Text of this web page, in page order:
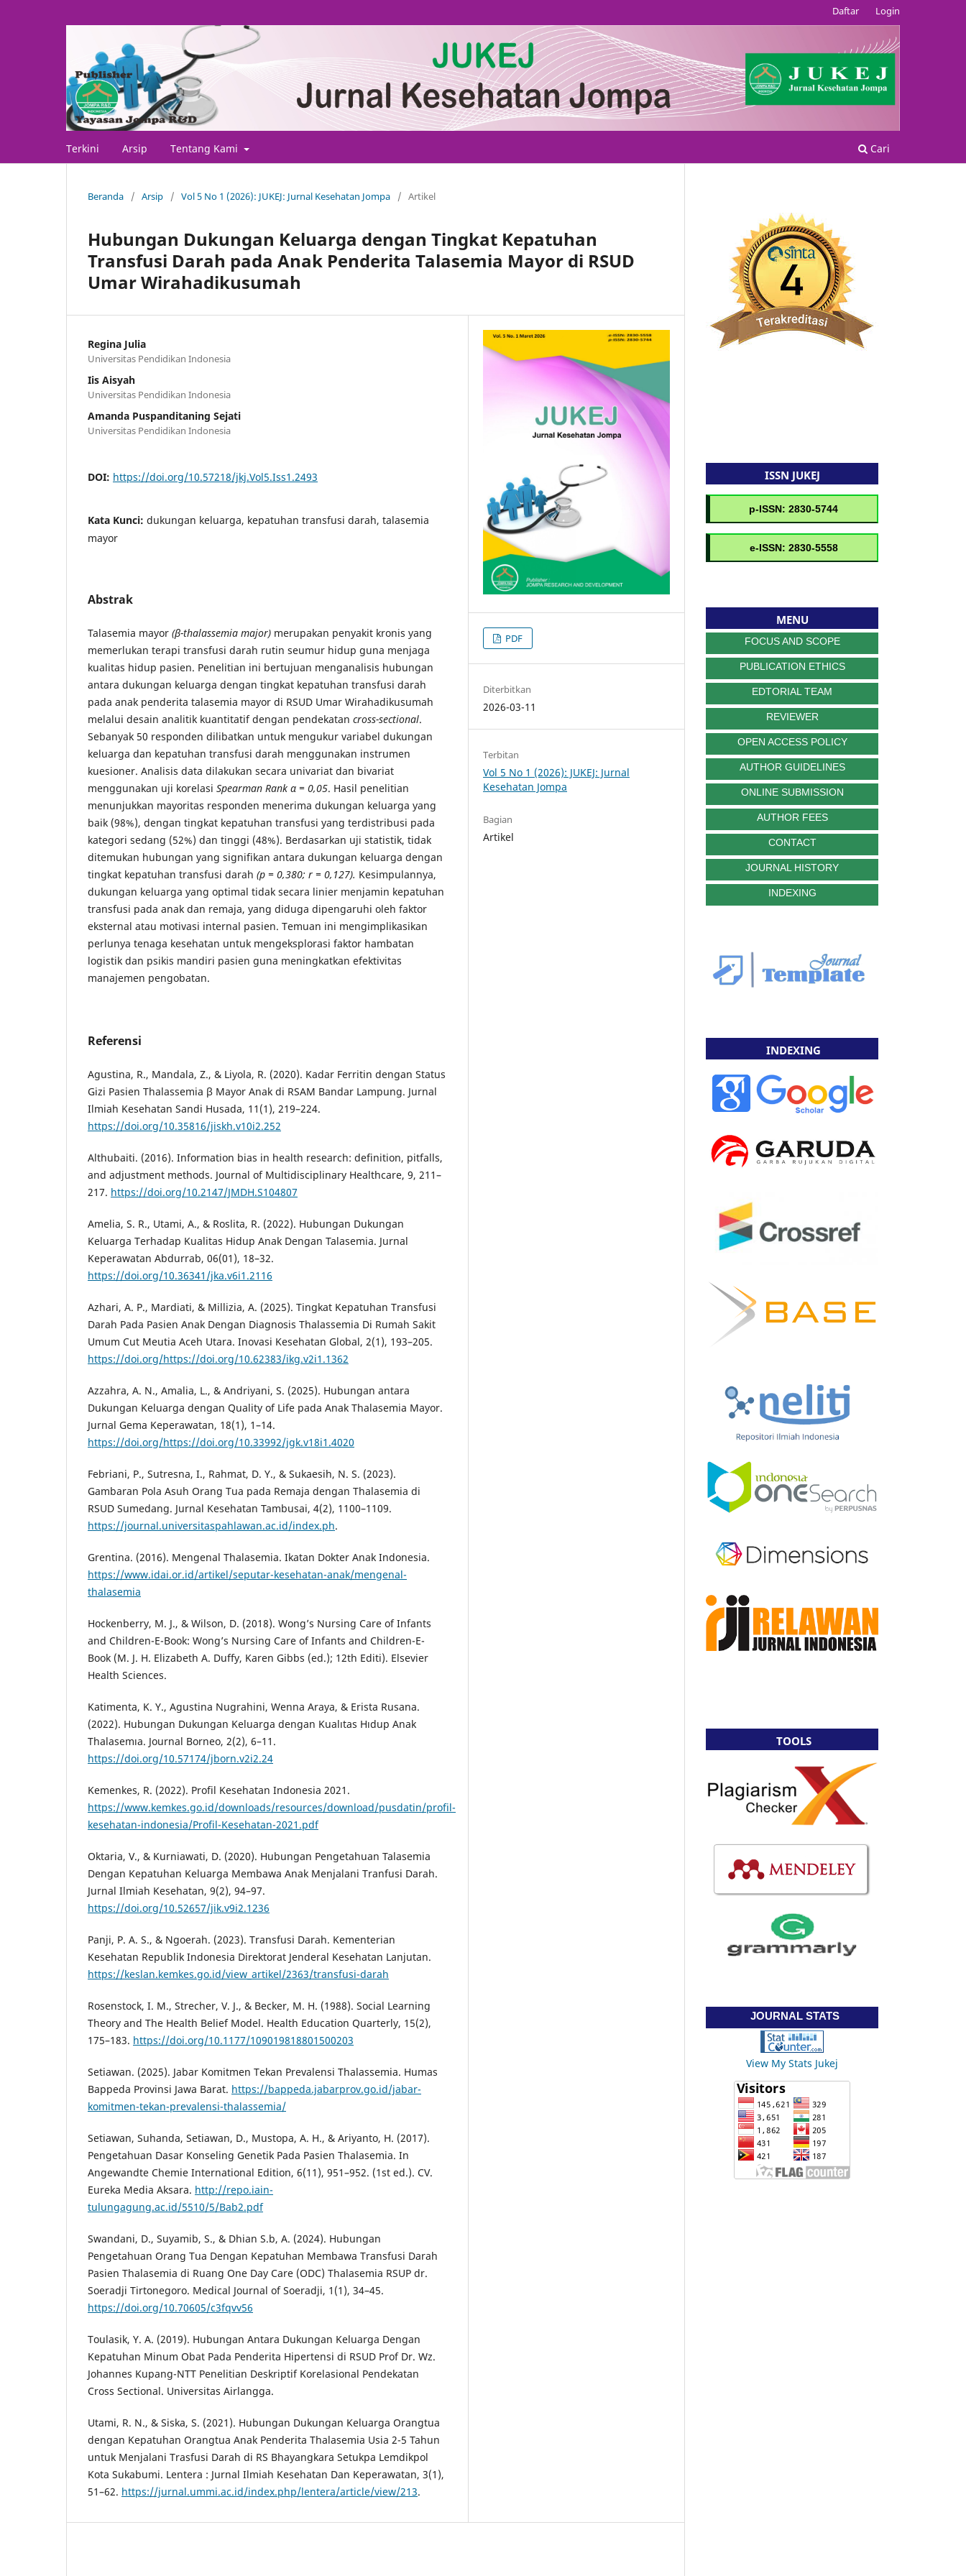
Terkini Arsip Tentang Kami Cari
Daftar Login
Beranda / Arsip / Vol 5 No 1 (2026): JUKEJ: Jurnal Kesehatan Jompa / Artikel
Hubungan Dukungan Keluarga dengan Tingkat Kepatuhan
Transfusi Darah pada Anak Penderita Talasemia Mayor di RSUD
Umar Wirahadikusumah
Regina Julia
Universitas Pendidikan Indonesia
Iis Aisyah
Universitas Pendidikan Indonesia
Amanda Puspanditaning Sejati
Universitas Pendidikan Indonesia
DOI: https://doi.org/10.57218/jkj.Vol5.Iss1.2493
Kata Kunci: dukungan keluarga, kepatuhan transfusi darah, talasemia
mayor
Abstrak
Talasemia mayor (β-thalassemia major) merupakan penyakit kronis yang
memerlukan terapi transfusi darah rutin seumur hidup guna menjaga
kualitas hidup pasien. Penelitian ini bertujuan menganalisis hubungan
antara dukungan keluarga dengan tingkat kepatuhan transfusi darah
pada anak penderita talasemia mayor di RSUD Umar Wirahadikusumah
melalui desain analitik kuantitatif dengan pendekatan cross-sectional.
Sebanyak 50 responden dilibatkan untuk mengukur variabel dukungan
keluarga dan kepatuhan transfusi darah menggunakan instrumen
kuesioner. Analisis data dilakukan secara univariat dan bivariat
menggunakan uji korelasi Spearman Rank α = 0,05. Hasil penelitian
menunjukkan mayoritas responden menerima dukungan keluarga yang
baik (98%), dengan tingkat kepatuhan transfusi yang terdistribusi pada
kategori sedang (52%) dan tinggi (48%). Berdasarkan uji statistik, tidak
ditemukan hubungan yang signifikan antara dukungan keluarga dengan
tingkat kepatuhan transfusi darah (p = 0,380; r = 0,127). Kesimpulannya,
dukungan keluarga yang optimal tidak secara linier menjamin kepatuhan
transfusi pada anak dan remaja, yang diduga dipengaruhi oleh faktor
eksternal atau motivasi internal pasien. Temuan ini mengimplikasikan
perlunya tenaga kesehatan untuk mengeksplorasi faktor hambatan
logistik dan psikis mandiri pasien guna meningkatkan efektivitas
manajemen pengobatan.
Referensi
Agustina, R., Mandala, Z., & Liyola, R. (2020). Kadar Ferritin dengan Status
Gizi Pasien Thalassemia β Mayor Anak di RSAM Bandar Lampung. Jurnal
Ilmiah Kesehatan Sandi Husada, 11(1), 219–224.
https://doi.org/10.35816/jiskh.v10i2.252
Althubaiti. (2016). Information bias in health research: definition, pitfalls,
and adjustment methods. Journal of Multidisciplinary Healthcare, 9, 211–
217. https://doi.org/10.2147/JMDH.S104807
Amelia, S. R., Utami, A., & Roslita, R. (2022). Hubungan Dukungan
Keluarga Terhadap Kualitas Hidup Anak Dengan Talasemia. Jurnal
Keperawatan Abdurrab, 06(01), 18–32.
https://doi.org/10.36341/jka.v6i1.2116
Azhari, A. P., Mardiati, & Millizia, A. (2025). Tingkat Kepatuhan Transfusi
Darah Pada Pasien Anak Dengan Diagnosis Thalassemia Di Rumah Sakit
Umum Cut Meutia Aceh Utara. Inovasi Kesehatan Global, 2(1), 193–205.
https://doi.org/https://doi.org/10.62383/ikg.v2i1.1362
Azzahra, A. N., Amalia, L., & Andriyani, S. (2025). Hubungan antara
Dukungan Keluarga dengan Quality of Life pada Anak Thalasemia Mayor.
Jurnal Gema Keperawatan, 18(1), 1–14.
https://doi.org/https://doi.org/10.33992/jgk.v18i1.4020
Febriani, P., Sutresna, I., Rahmat, D. Y., & Sukaesih, N. S. (2023).
Gambaran Pola Asuh Orang Tua pada Remaja dengan Thalasemia di
RSUD Sumedang. Jurnal Kesehatan Tambusai, 4(2), 1100–1109.
https://journal.universitaspahlawan.ac.id/index.ph.
Grentina. (2016). Mengenal Thalasemia. Ikatan Dokter Anak Indonesia.
https://www.idai.or.id/artikel/seputar-kesehatan-anak/mengenal-
thalasemia
Hockenberry, M. J., & Wilson, D. (2018). Wong’s Nursing Care of Infants
and Children-E-Book: Wong’s Nursing Care of Infants and Children-E-
Book (M. J. H. Elizabeth A. Duffy, Karen Gibbs (ed.); 12th Editi). Elsevier
Health Sciences.
Katimenta, K. Y., Agustina Nugrahini, Wenna Araya, & Erista Rusana.
(2022). Hubungan Dukungan Keluarga dengan Kualıtas Hıdup Anak
Thalasemıa. Journal Borneo, 2(2), 6–11.
https://doi.org/10.57174/jborn.v2i2.24
Kemenkes, R. (2022). Profil Kesehatan Indonesia 2021.
https://www.kemkes.go.id/downloads/resources/download/pusdatin/profil-
kesehatan-indonesia/Profil-Kesehatan-2021.pdf
Oktaria, V., & Kurniawati, D. (2020). Hubungan Pengetahuan Talasemia
Dengan Kepatuhan Keluarga Membawa Anak Menjalani Tranfusi Darah.
Jurnal Ilmiah Kesehatan, 9(2), 94–97.
https://doi.org/10.52657/jik.v9i2.1236
Panji, P. A. S., & Ngoerah. (2023). Transfusi Darah. Kementerian
Kesehatan Republik Indonesia Direktorat Jenderal Kesehatan Lanjutan.
https://keslan.kemkes.go.id/view_artikel/2363/transfusi-darah
Rosenstock, I. M., Strecher, V. J., & Becker, M. H. (1988). Social Learning
Theory and The Health Belief Model. Health Education Quarterly, 15(2),
175–183. https://doi.org/10.1177/109019818801500203
Setiawan. (2025). Jabar Komitmen Tekan Prevalensi Thalassemia. Humas
Bappeda Provinsi Jawa Barat. https://bappeda.jabarprov.go.id/jabar-
komitmen-tekan-prevalensi-thalassemia/
Setiawan, Suhanda, Setiawan, D., Mustopa, A. H., & Ariyanto, H. (2017).
Pengetahuan Dasar Konseling Genetik Pada Pasien Thalasemia. In
Angewandte Chemie International Edition, 6(11), 951–952. (1st ed.). CV.
Eureka Media Aksara. http://repo.iain-
tulungagung.ac.id/5510/5/Bab2.pdf
Swandani, D., Suyamib, S., & Dhian S.b, A. (2024). Hubungan
Pengetahuan Orang Tua Dengan Kepatuhan Membawa Transfusi Darah
Pasien Thalasemia di Ruang One Day Care (ODC) Thalasemia RSUP dr.
Soeradji Tirtonegoro. Medical Journal of Soeradji, 1(1), 34–45.
https://doi.org/10.70605/c3fqvv56
Toulasik, Y. A. (2019). Hubungan Antara Dukungan Keluarga Dengan
Kepatuhan Minum Obat Pada Penderita Hipertensi di RSUD Prof Dr. Wz.
Johannes Kupang-NTT Penelitian Deskriptif Korelasional Pendekatan
Cross Sectional. Universitas Airlangga.
Utami, R. N., & Siska, S. (2021). Hubungan Dukungan Keluarga Orangtua
dengan Kepatuhan Orangtua Anak Penderita Thalasemia Usia 2-5 Tahun
untuk Menjalani Trasfusi Darah di RS Bhayangkara Setukpa Lemdikpol
Kota Sukabumi. Lentera : Jurnal Ilmiah Kesehatan Dan Keperawatan, 3(1),
51–62. https://jurnal.ummi.ac.id/index.php/lentera/article/view/213.
PDF
Diterbitkan
2026-03-11
Terbitan
Vol 5 No 1 (2026): JUKEJ: Jurnal
Kesehatan Jompa
Bagian
Artikel
ISSN JUKEJ
MENU
FOCUS AND SCOPE
PUBLICATION ETHICS
EDTORIAL TEAM
REVIEWER
OPEN ACCESS POLICY
AUTHOR GUIDELINES
ONLINE SUBMISSION
AUTHOR FEES
CONTACT
JOURNAL HISTORY
INDEXING
INDEXING
TOOLS
JOURNAL STATS
View My Stats Jukej